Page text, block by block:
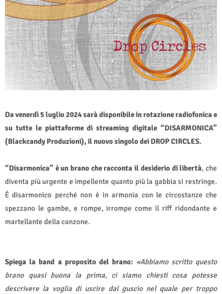
Da venerdì 5 luglio 2024 sarà disponibile in rotazione radiofonica e
su tutte le piattaforme di streaming digitale “DISARMONICA”
(Blackcandy Produzioni), il nuovo singolo dei DROP CIRCLES.
“Disarmonica” è un brano che racconta il desiderio di libertà, che
diventa più urgente e impellente quanto più la gabbia si restringe.
È disarmonico perché non è in armonia con le circostanze che
spezzano le gambe, e rompe, irrompe come il riff ridondante e
martellante della canzone.
Spiega la band a proposito del brano: «Abbiamo scritto questo
brano quasi buona la prima, ci siamo chiesti cosa potesse
descrivere la voglia di uscire dal guscio nel quale per troppo